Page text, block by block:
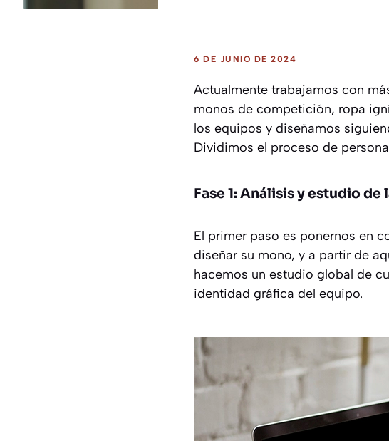
6 DE JUNIO DE 2024
Actualmente trabajamos con
monos de competición, ropa
los equipos y diseñamos
Dividimos el proceso de
Fase 1: Análisis y estudio
El primer paso es ponernos en
diseñar su mono, y a partir de
hacemos un estudio global de
identidad gráfica del equipo.